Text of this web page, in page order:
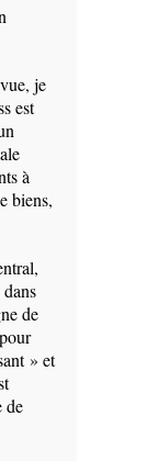
je
est
à
biens,
de
» et
de